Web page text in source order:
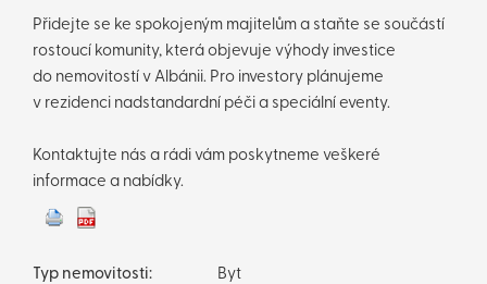
Přidejte se ke spokojeným majitelům a staňte se součástí
rostoucí komunity, která objevuje výhody investice
do nemovitostí v Albánii. Pro investory plánujeme
v rezidenci nadstandardní péči a speciální eventy.
Kontaktujte nás a rádi vám poskytneme veškeré
informace a nabídky.
Typ nemovitosti:
Byt